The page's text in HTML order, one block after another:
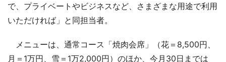
で、プライベートやビジネスなど、さまざまな用途で利用
いただければ」と同担当者。
メニューは、通常コース「焼肉会席」（花＝8,500円、
月＝1万円、雪＝1万2,000円）のほか、今月30日までは